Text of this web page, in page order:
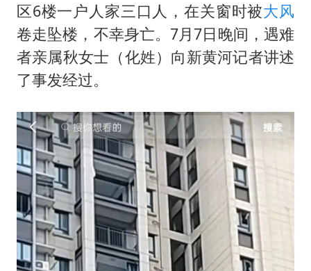
胡彦斌韩磊 谁帮谁
胡彦斌获《歌手2026》歌王
我国外贸延续良好增长态势
夯实基础开新局
区6楼一户人家三口人，在关窗时被大风
卷走坠楼，不幸身亡。7月7日晚间，遇难
者亲属秋女士（化姓）向新黄河记者讲述
了事发经过。